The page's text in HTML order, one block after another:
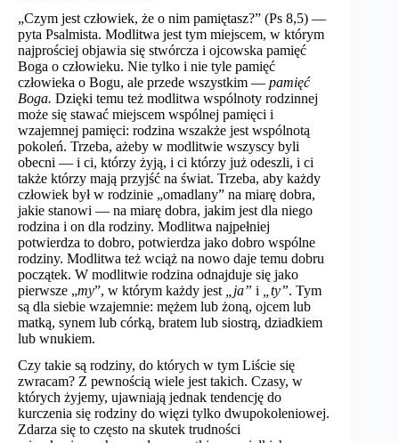
„Czym jest człowiek, że o nim pamiętasz?” (Ps 8,5) —
pyta Psalmista. Modlitwa jest tym miejscem, w którym
najprościej objawia się stwórcza i ojcowska pamięć
Boga o człowieku. Nie tylko i nie tyle pamięć
człowieka o Bogu, ale przede wszystkim — pamięć
Boga. Dzięki temu też modlitwa wspólnoty rodzinnej
może się stawać miejscem wspólnej pamięci i
wzajemnej pamięci: rodzina wszakże jest wspólnotą
pokoleń. Trzeba, ażeby w modlitwie wszyscy byli
obecni — i ci, którzy żyją, i ci którzy już odeszli, i ci
także którzy mają przyjść na świat. Trzeba, aby każdy
człowiek był w rodzinie „omadlany” na miarę dobra,
jakie stanowi — na miarę dobra, jakim jest dla niego
rodzina i on dla rodziny. Modlitwa najpełniej
potwierdza to dobro, potwierdza jako dobro wspólne
rodziny. Modlitwa też wciąż na nowo daje temu dobru
początek. W modlitwie rodzina odnajduje się jako
pierwsze „my”, w którym każdy jest „ja” i „ty”. Tym
są dla siebie wzajemnie: mężem lub żoną, ojcem lub
matką, synem lub córką, bratem lub siostrą, dziadkiem
lub wnukiem.
Czy takie są rodziny, do których w tym Liście się
zwracam? Z pewnością wiele jest takich. Czasy, w
których żyjemy, ujawniają jednak tendencję do
kurczenia się rodziny do więzi tylko dwupokoleniowej.
Zdarza się to często na skutek trudności